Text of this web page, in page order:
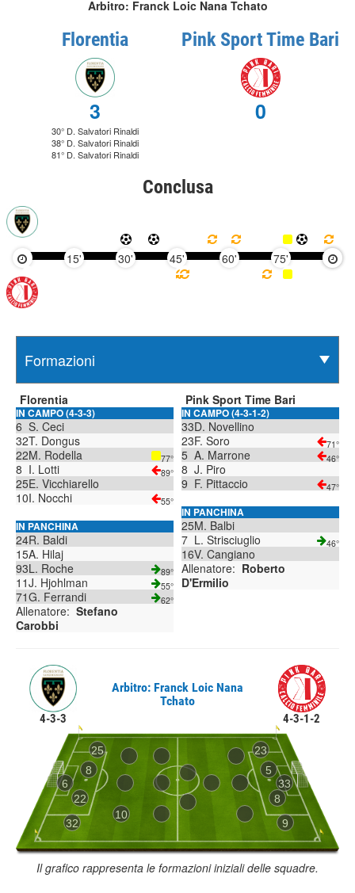
Arbitro: Franck Loic Nana Tchato
Florentia
3
30° D. Salvatori Rinaldi
38° D. Salvatori Rinaldi
81° D. Salvatori Rinaldi
Pink Sport Time Bari
0
Conclusa
15' 30' 45' 60' 75' 90'
Florentia
IN CAMPO (4-3-3)
6 S. Ceci
32T. Dongus
22M. Rodella 77°
8 I. Lotti 89°
25E. Vicchiarello
10I. Nocchi 55°
IN PANCHINA
24R. Baldi
15A. Hilaj
93L. Roche 89°
11J. Hjohlman 55°
71G. Ferrandi 62°
Allenatore: Stefano
Carobbi
Pink Sport Time Bari
IN CAMPO (4-3-1-2)
33D. Novellino
23F. Soro 71°
5 A. Marrone 46°
8 J. Piro
9 F. Pittaccio 47°
IN PANCHINA
25M. Balbi
7 L. Strisciuglio 46°
16V. Cangiano
Allenatore: Roberto
D'Ermilio
4-3-3
Arbitro: Franck Loic Nana
Tchato
4-3-1-2
6 33
32
23
22
5
8
8
25
9
10
Il grafico rappresenta le formazioni iniziali delle squadre.